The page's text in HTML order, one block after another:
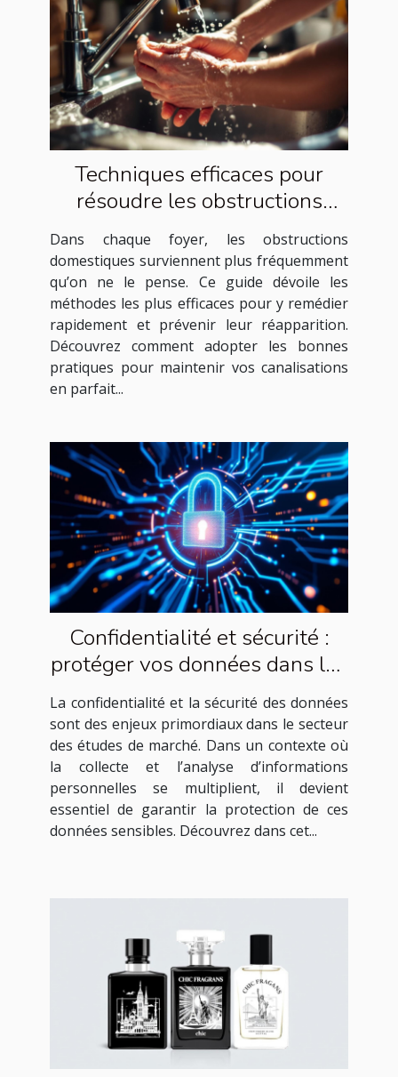
Techniques efficaces pour
résoudre les obstructions
domestiques courantes
Dans chaque foyer, les obstructions
domestiques surviennent plus fréquemment
qu’on ne le pense. Ce guide dévoile les
méthodes les plus efficaces pour y remédier
rapidement et prévenir leur réapparition.
Découvrez comment adopter les bonnes
pratiques pour maintenir vos canalisations
en parfait...
Confidentialité et sécurité :
protéger vos données dans les
études de marché
La confidentialité et la sécurité des données
sont des enjeux primordiaux dans le secteur
des études de marché. Dans un contexte où
la collecte et l’analyse d’informations
personnelles se multiplient, il devient
essentiel de garantir la protection de ces
données sensibles. Découvrez dans cet...